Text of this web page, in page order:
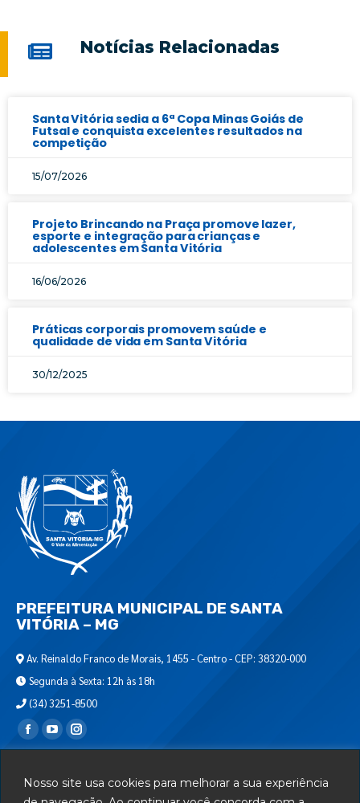
Nosso site usa cookies para melhorar a sua experiência
Notícias Relacionadas
Santa Vitória sedia a 6ª Copa Minas Goiás de
Futsal e conquista excelentes resultados na
competição
15/07/2026
Projeto Brincando na Praça promove lazer,
esporte e integração para crianças e
adolescentes em Santa Vitória
16/06/2026
Práticas corporais promovem saúde e
qualidade de vida em Santa Vitória
30/12/2025
PREFEITURA MUNICIPAL DE SANTA
VITÓRIA – MG
Av. Reinaldo Franco de Morais, 1455 - Centro - CEP: 38320-000
Segunda à Sexta: 12h às 18h
(34) 3251-8500
Encontre-nos em:
Departamento de T.I.